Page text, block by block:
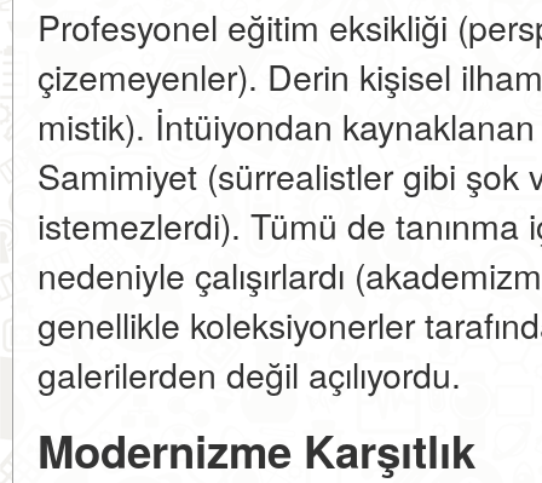
Profesyonel eğitim eksikliği
çizemeyenler). Derin kişisel
mistik). İntüiyondan
Samimiyet (sürrealistler gibi şok
istemezlerdi). Tümü de tanınma
nedeniyle çalışırlardı
genellikle koleksiyonerler
galerilerden değil açılıyordu.
Modernizme Karşıtlık